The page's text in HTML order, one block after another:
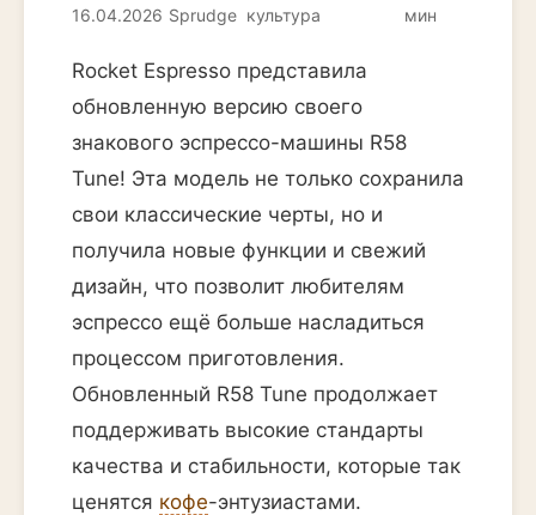
16.04.2026 Sprudge культура
мин
Rocket Espresso представила
обновленную версию своего
знакового эспрессо-машины R58
Tune! Эта модель не только сохранила
свои классические черты, но и
получила новые функции и свежий
дизайн, что позволит любителям
эспрессо ещё больше насладиться
процессом приготовления.
Обновленный R58 Tune продолжает
поддерживать высокие стандарты
качества и стабильности, которые так
ценятся кофе-энтузиастами.